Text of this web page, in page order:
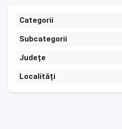
Categorii
Subcategorii
Județe
Localități